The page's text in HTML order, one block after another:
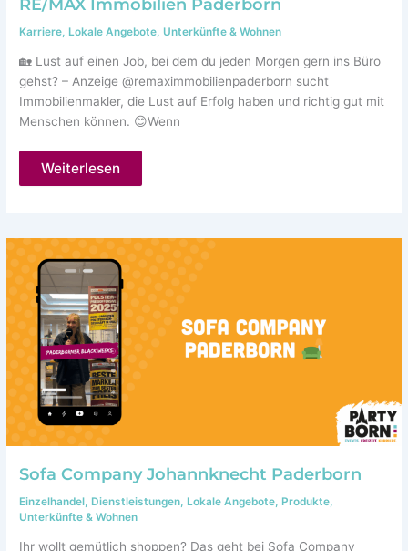
RE/MAX Immobilien Paderborn
Karriere, Lokale Angebote,Unterkünfte & Wohnen
🏡 Lust auf einen Job, bei dem du jeden Morgen gern ins Büro
gehst? – Anzeige @remaximmobilienpaderborn sucht
Immobilienmakler, die Lust auf Erfolg haben und richtig gut mit
Menschen können. 😊Wenn
Immobilienmakler
RE/MAX
Paderborn
Weiterlesen
Sofa Company Johannknecht Paderborn
Einzelhandel, Dienstleistungen, Lokale Angebote, Produkte,
Unterkünfte & Wohnen
Ihr wollt gemütlich shoppen? Das geht bei Sofa Company